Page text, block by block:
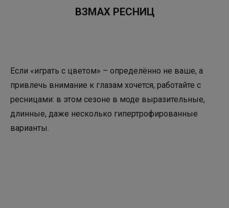
ВЗМАХ РЕСНИЦ
Если «играть с цветом» – определённо не ваше, а
привлечь внимание к глазам хочется, работайте с
ресницами: в этом сезоне в моде выразительные,
длинные, даже несколько гипертрофированные
варианты.